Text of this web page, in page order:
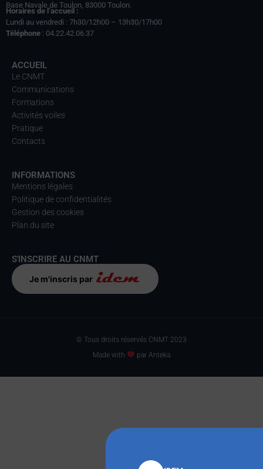
Base Navale de Toulon, 83000 Toulon.
Horaires de l’accueil :
Lundi au vendredi : 7h30/12h00 – 13h30/17h00
Téléphone : 04.22.42.06.37
ACCUEIL
Le CNMT
Communications
Formations
Activités voiles
Pratique
Contacts
INFORMATIONS
Mentions légales
Politique de confidentialités
Gestion des cookies
Plan du site
S'INSCRIRE AU CNMT
Je m'inscris par
© Tous droits réservés CNMT 2023
Made with
par Anteka